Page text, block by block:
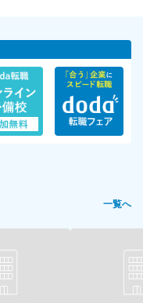
一覧へ